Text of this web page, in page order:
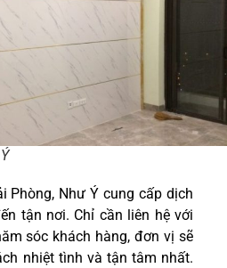
Phòng, Như Ý cung cấp dịch
tận nơi. Chỉ cần liên hệ với
sóc khách hàng, đơn vị sẽ
nhiệt tình và tận tâm nhất.